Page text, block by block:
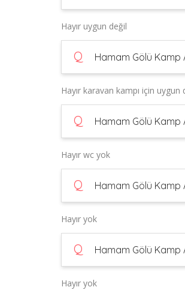
Hayır uygun değil
Q Hamam Gölü Kamp
Hayır karavan kampı için uygun
Q Hamam Gölü Kamp
Hayır wc yok
Q Hamam Gölü Kamp
Hayır yok
Q Hamam Gölü Kamp
Hayır yok